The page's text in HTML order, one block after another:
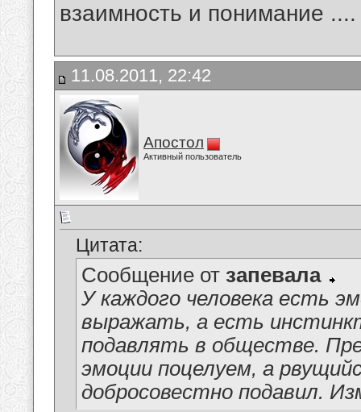
взаимность и понимание
11.08.2011, 22:42
Апостол
Активный пользователь
Цитата:
Сообщение от запевала
У каждого человека есть
выражать, а есть
подавлять в обществе.
эмоции поцелуем, а
добросовестно подавил.